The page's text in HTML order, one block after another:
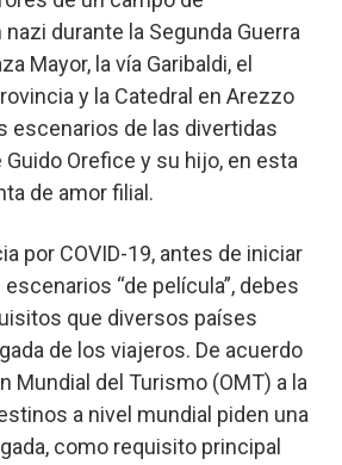
durante la Segunda Guerra
Mayor, la vía Garibaldi, el
y la Catedral en Arezzo
escenarios de las divertidas
Orefice y su hijo, en esta
de amor filial.
por COVID-19, antes de iniciar
“de película”, debes
que diversos países
de los viajeros. De acuerdo
Mundial del Turismo (OMT) a la
a nivel mundial piden una
como requisito principal